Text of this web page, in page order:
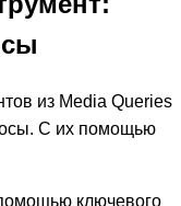
из Media Queries
С их помощью
ключевого